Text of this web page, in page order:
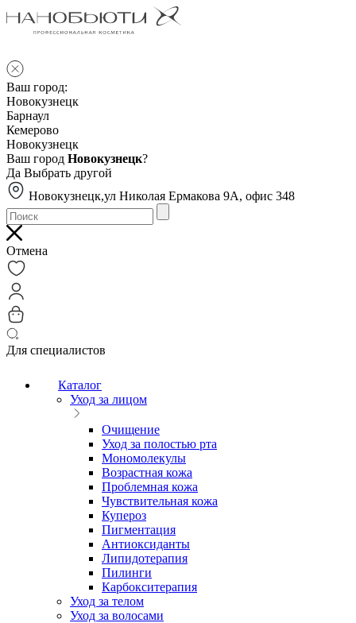
Ваш город:
Новокузнецк
Барнаул
Кемерово
Новокузнецк
Ваш город Новокузнецк?
Да Выбрать другой
Новокузнецк,ул Николая Ермакова 9А, офис 348
Отмена
Для специалистов
Каталог
Уход за лицом
Очищение
Уход за полостью рта
Мономолекулы
Возрастная кожа
Проблемная кожа
Чувствительная кожа
Купероз
Пигментация
Антиоксиданты
Липидотерапия
Пилинги
Карбокситерапия
Уход за телом
Уход за волосами